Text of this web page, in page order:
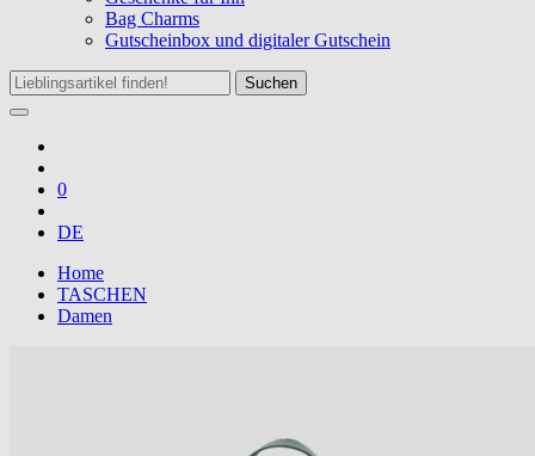
Bag Charms
Gutscheinbox und digitaler Gutschein
Suchen
0
DE
Home
TASCHEN
Damen